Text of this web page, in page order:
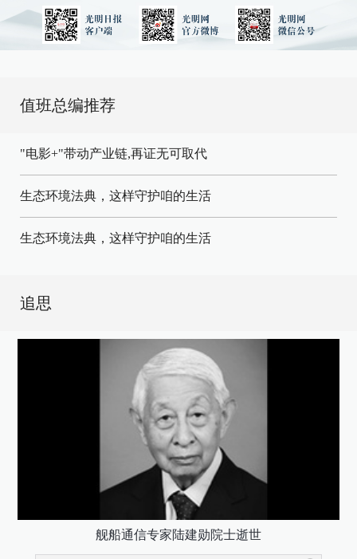
值班总编推荐
"电影+"带动产业链,再证无可取代
生态环境法典，这样守护咱的生活
生态环境法典，这样守护咱的生活
追思
舰船通信专家陆建勋院士逝世